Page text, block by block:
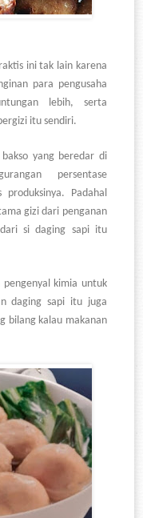
ini tak lain karena
para pengusaha
lebih, serta
itu sendiri.
bakso yang beredar di
persentase
Padahal
gizi dari penganan
si daging sapi itu
pengenyal kimia untuk
daging sapi itu juga
bilang kalau makanan